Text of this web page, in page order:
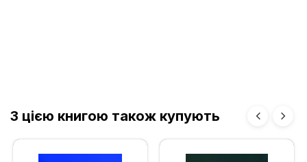
З цією книгою також купують